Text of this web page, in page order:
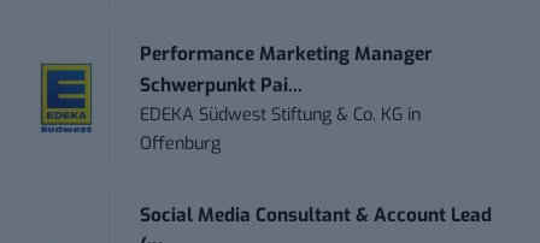
Performance Marketing Manager
Schwerpunkt Pai...
EDEKA Südwest Stiftung & Co. KG in
Offenburg
Social Media Consultant & Account Lead